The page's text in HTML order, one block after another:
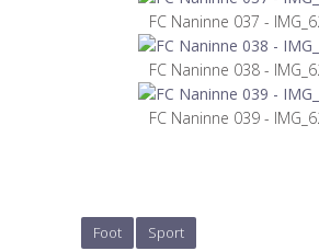
FC Naninne 037 -
FC Naninne 038 -
FC Naninne 039 -
Foot Sport